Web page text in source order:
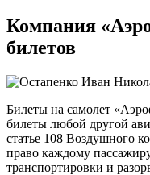
Компания
билетов
Билеты на самолет
билеты любой другой
статье 108 Воздушного
право каждому
транспортировки и